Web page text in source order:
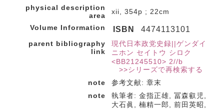
physical description
area
xii, 354p ; 22cm
Volume Information
ISBN 4474113101
parent bibliography
link
現代日本政党史録||ゲンダイ
ニホン セイトウ シロク
<BB21245510> 2//b
>>シリーズで再検索する
note
参考文献: 章末
note
執筆者: 金指正雄, 冨森叡児,
大石眞, 楠精一郎, 前田英昭,